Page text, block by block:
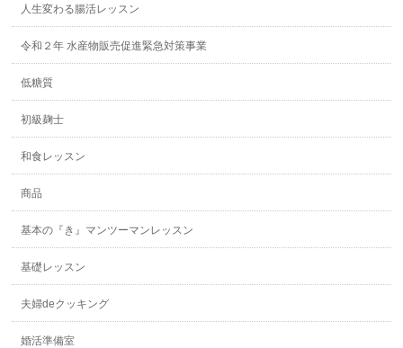
人生変わる腸活レッスン
令和２年 水産物販売促進緊急対策事業
低糖質
初級麹士
和食レッスン
商品
基本の『き』マンツーマンレッスン
基礎レッスン
夫婦deクッキング
婚活準備室